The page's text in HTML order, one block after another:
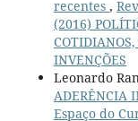
recentes ,
(2016)
COTIDIANOS,
INVENÇÕES
Leonardo
ADERÊNCIA
Espaço do